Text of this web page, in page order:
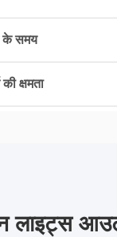
के समय
क्षमता
लाइट्स